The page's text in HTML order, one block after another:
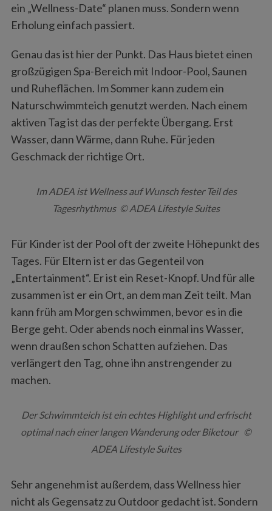
ein „Wellness-Date“ planen muss. Sondern wenn
Erholung einfach passiert.
Genau das ist hier der Punkt. Das Haus bietet einen
großzügigen Spa-Bereich mit Indoor-Pool, Saunen
und Ruheflächen. Im Sommer kann zudem ein
Naturschwimmteich genutzt werden. Nach einem
aktiven Tag ist das der perfekte Übergang. Erst
Wasser, dann Wärme, dann Ruhe. Für jeden
Geschmack der richtige Ort.
Im ADEA ist Wellness auf Wunsch fester Teil des
Tagesrhythmus © ADEA Lifestyle Suites
Für Kinder ist der Pool oft der zweite Höhepunkt des
Tages. Für Eltern ist er das Gegenteil von
„Entertainment“. Er ist ein Reset-Knopf. Und für alle
zusammen ist er ein Ort, an dem man Zeit teilt. Man
kann früh am Morgen schwimmen, bevor es in die
Berge geht. Oder abends noch einmal ins Wasser,
wenn draußen schon Schatten aufziehen. Das
verlängert den Tag, ohne ihn anstrengender zu
machen.
Der Schwimmteich ist ein echtes Highlight und erfrischt
optimal nach einer langen Wanderung oder Biketour ©
ADEA Lifestyle Suites
Sehr angenehm ist außerdem, dass Wellness hier
nicht als Gegensatz zu Outdoor gedacht ist. Sondern